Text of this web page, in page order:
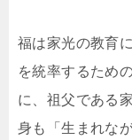
福は家光の教育
を統率するため
に、祖父である
身も「生まれな